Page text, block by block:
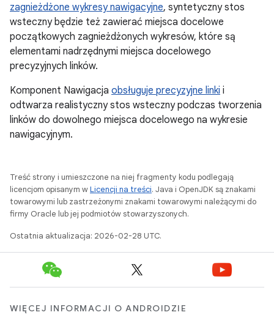
zagnieżdżone wykresy nawigacyjne, syntetyczny stos
wsteczny będzie też zawierać miejsca docelowe
początkowych zagnieżdżonych wykresów, które są
elementami nadrzędnymi miejsca docelowego
precyzyjnych linków.
Komponent Nawigacja obsługuje precyzyjne linki i
odtwarza realistyczny stos wsteczny podczas tworzenia
linków do dowolnego miejsca docelowego na wykresie
nawigacyjnym.
Treść strony i umieszczone na niej fragmenty kodu podlegają
licencjom opisanym wLicencji na treści. Java i OpenJDK są znakami
towarowymi lub zastrzeżonymi znakami towarowymi należącymi do
firmy Oracle lub jej podmiotów stowarzyszonych.
Ostatnia aktualizacja: 2026-02-28 UTC.
WIĘCEJ INFORMACJI O ANDROIDZIE